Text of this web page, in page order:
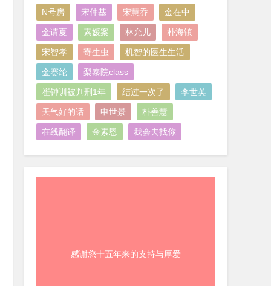
N号房 宋仲基 宋慧乔 金在中
金请夏 素媛案 林允儿 朴海镇
宋智孝 寄生虫 机智的医生生活
金赛纶 梨泰院class
崔钟训被判刑1年 结过一次了 李世英
天气好的话 申世景 朴善慧
在线翻译 金素恩 我会去找你
感谢您十五年来的支持与厚爱